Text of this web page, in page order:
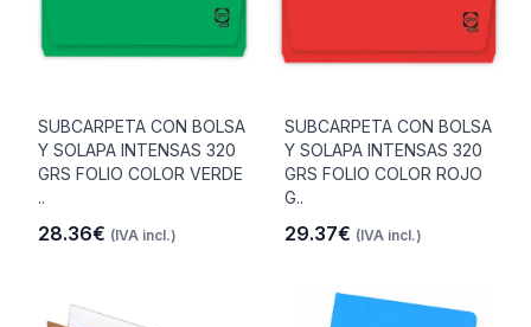
SUBCARPETA CON BOLSA
Y SOLAPA INTENSAS 320
GRS FOLIO COLOR VERDE
..
28.36€ (IVA incl.)
SUBCARPETA CON BOLSA
Y SOLAPA INTENSAS 320
GRS FOLIO COLOR ROJO
G..
29.37€ (IVA incl.)